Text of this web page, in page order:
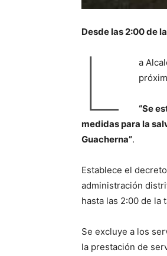
Desde las 2:00 de
L a
“Se
medidas para la
Guacherna”.
Establece el
administración
hasta las 2:00 de la
Se excluye a los
la prestación de